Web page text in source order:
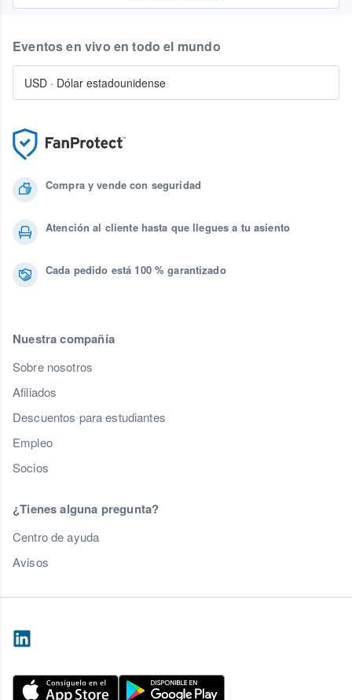
Compra y vende con seguridad
Atención al cliente hasta que llegues a tu asiento
Cada pedido está 100 % garantizado
Nuestra compañía
Sobre nosotros
Afiliados
Descuentos para estudiantes
Empleo
Socios
¿Tienes alguna pregunta?
Centro de ayuda
Avisos
Eventos en vivo en todo el mundo
USD · Dólar estadounidense